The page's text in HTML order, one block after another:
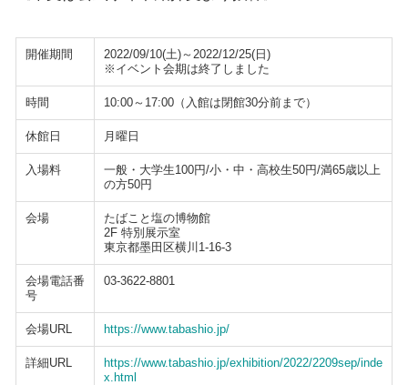
開催期間
2022/09/10(土)～2022/12/25(日)
※イベント会期は終了しました
時間 10:00～17:00（入館は閉館30分前まで）
休館日 月曜日
入場料
一般・大学生100円/小・中・高校生50円/満65歳以上
の方50円
会場
たばこと塩の博物館
2F 特別展示室
東京都墨田区横川1-16-3
会場電話番
号
03-3622-8801
会場URL https://www.tabashio.jp/
詳細URL
https://www.tabashio.jp/exhibition/2022/2209sep/inde
x.html